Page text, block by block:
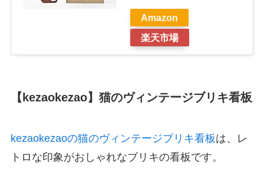
Amazon
楽天市場
【kezaokezao】猫のヴィンテージブリキ看板
kezaokezaoの猫のヴィンテージブリキ看板は、レ
トロな印象がおしゃれなブリキの看板です。